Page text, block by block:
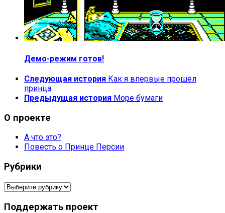
Демо-режим готов!
Следующая история Как я впервые прошел
принца
Предыдущая история Море бумаги
О проекте
А что это?
Повесть о Принце Персии
Рубрики
Рубрики
Поддержать проект